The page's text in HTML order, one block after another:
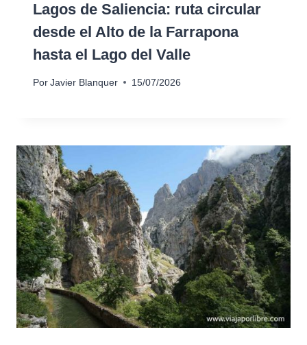
Lagos de Saliencia: ruta circular
desde el Alto de la Farrapona
hasta el Lago del Valle
Por Javier Blanquer 15/07/2026